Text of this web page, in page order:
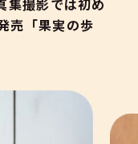
集撮影では初め
売「果実の歩